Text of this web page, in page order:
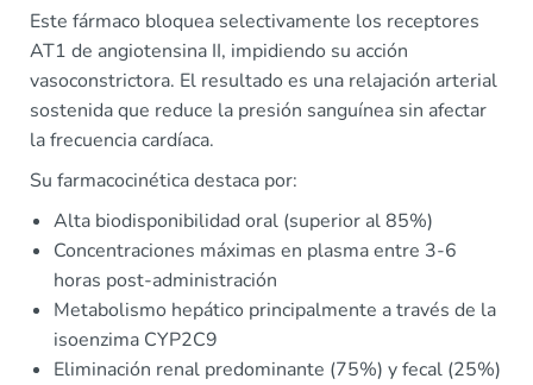
Este fármaco bloquea selectivamente los receptores
AT1 de angiotensina II, impidiendo su acción
vasoconstrictora. El resultado es una relajación arterial
sostenida que reduce la presión sanguínea sin afectar
la frecuencia cardíaca.
Su farmacocinética destaca por:
Alta biodisponibilidad oral (superior al 85%)
Concentraciones máximas en plasma entre 3-6
horas post-administración
Metabolismo hepático principalmente a través de la
isoenzima CYP2C9
Eliminación renal predominante (75%) y fecal (25%)